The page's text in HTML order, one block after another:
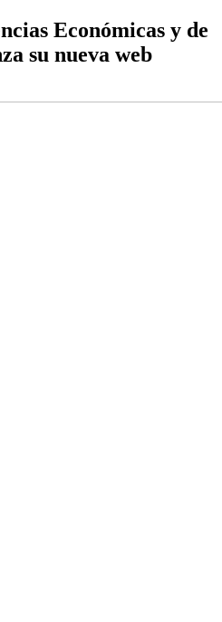
Económicas y de
su nueva web